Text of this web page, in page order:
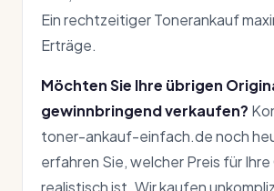
Ein rechtzeitiger Tonerankauf
Erträge.
Möchten Sie Ihre übrigen
gewinnbringend verkaufen?
toner-ankauf-einfach.de noch
erfahren Sie, welcher Preis für
realistisch ist. Wir kaufen